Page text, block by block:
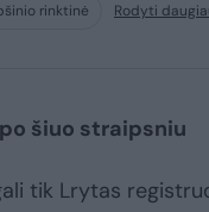
rinktinė
Rodyti
šiuo straipsniu
tik Lrytas